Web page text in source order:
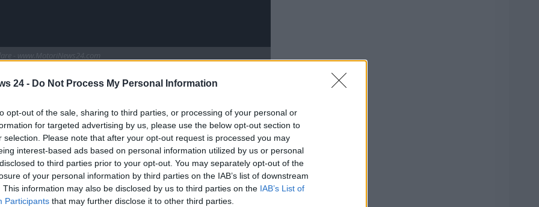
24 - Do Not Process My Personal Information
opt-out of the sale, sharing to third parties, or processing of your personal or
for targeted advertising by us, please use the below opt-out section to
selection. Please note that after your opt-out request is processed you may
interest-based ads based on personal information utilized by us or personal
to third parties prior to your opt-out. You may separately opt-out of the
of your personal information by third parties on the IAB’s list of downstream
This information may also be disclosed by us to third parties on the IAB’s List of
Participants that may further disclose it to other third parties.
Il modello l’ha battuta sotto ogni aspetto.
è altrettanto strano scoprire cosa è successo in questi
superata da un altro modello molto famoso.
da parte dei suoicostruttori locali, con ben sette
Tra questi, laDacia Dustere laToyota Yaris Cross,
È interessante notare che, mentre i produttori
Golfe ilSUV T-Rocstanno mostrando segni di